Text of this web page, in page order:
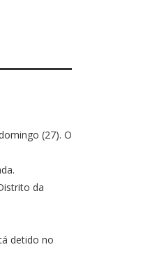
(27). O
da
detido no